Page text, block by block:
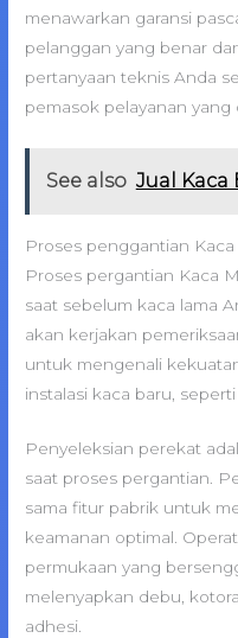
menawarkan garansi
pelanggan yang benar
pertanyaan teknis Anda
pemasok pelayanan yang
See also Jual
Proses penggantian
Proses pergantian Kaca
saat sebelum kaca lama
akan kerjakan
untuk mengenali
instalasi kaca baru,
Penyeleksian perekat
saat proses pergantian.
sama fitur pabrik untuk
keamanan optimal.
permukaan yang
melenyapkan debu,
adhesi.